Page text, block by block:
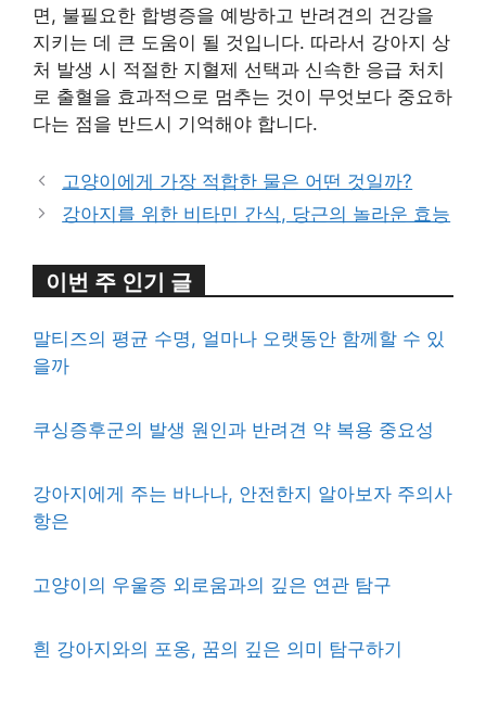
면, 불필요한 합병증을 예방하고 반려견의 건강을
지키는 데 큰 도움이 될 것입니다. 따라서 강아지 상
처 발생 시 적절한 지혈제 선택과 신속한 응급 처치
로 출혈을 효과적으로 멈추는 것이 무엇보다 중요하
다는 점을 반드시 기억해야 합니다.
고양이에게 가장 적합한 물은 어떤 것일까?
강아지를 위한 비타민 간식, 당근의 놀라운 효능
이번 주 인기 글
말티즈의 평균 수명, 얼마나 오랫동안 함께할 수 있
을까
쿠싱증후군의 발생 원인과 반려견 약 복용 중요성
강아지에게 주는 바나나, 안전한지 알아보자 주의사
항은
고양이의 우울증 외로움과의 깊은 연관 탐구
흰 강아지와의 포옹, 꿈의 깊은 의미 탐구하기